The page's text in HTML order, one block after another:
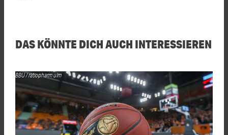
DAS KÖNNTE DICH AUCH INTERESSIEREN
BBU / ratiopharm ulm